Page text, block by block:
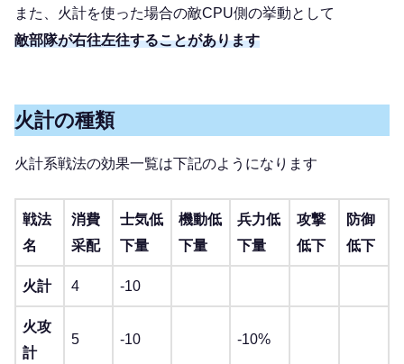
また、火計を使った場合の敵CPU側の挙動として
敵部隊が右往左往することがあります
火計の種類
火計系戦法の効果一覧は下記のようになります
戦法
名
消費
采配
士気低
下量
機動低
下量
兵力低
下量
攻撃
低下
防御
低下
火計 4 -10
火攻
計
5 -10 -10%